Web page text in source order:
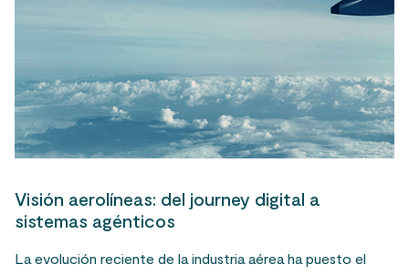
Visión aerolíneas: del journey digital a
sistemas agénticos
La evolución reciente de la industria aérea ha puesto el